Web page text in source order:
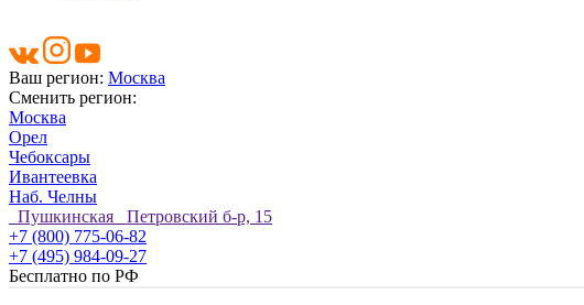
Ваш регион: Москва
Сменить регион:
Москва
Орел
Чебоксары
Ивантеевка
Наб. Челны
Пушкинская Петровский б-р, 15
+7 (800) 775-06-82
+7 (495) 984-09-27
Бесплатно по РФ